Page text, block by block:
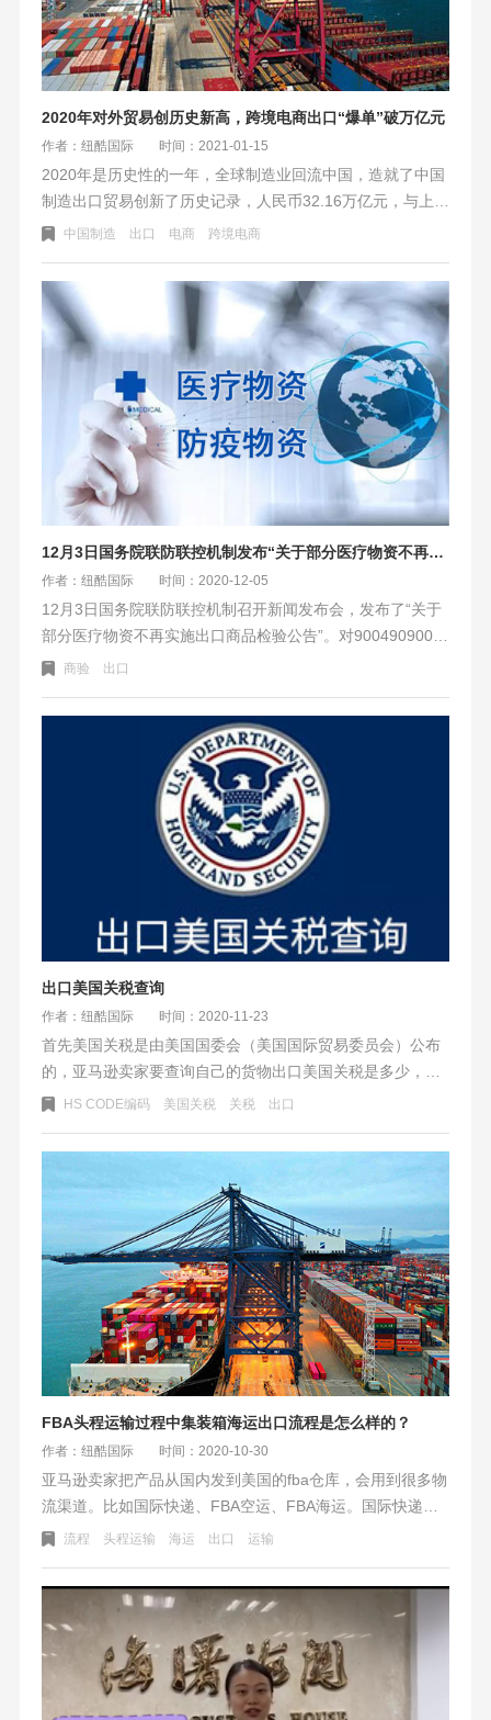
2020年对外贸易创历史新高，跨境电商出口“爆单”破万亿元
作者：纽酷国际 时间：2021-01-15
2020年是历史性的一年，全球制造业回流中国，造就了中国
制造出口贸易创新了历史记录，人民币32.16万亿元，与上一
年同期对比增长1.9%。其中贸易出口额为17.93万亿元，同
元，增长27.4%。贸易顺差增长的同事也会影响集装箱回流
的减少，这也是去年下半年缺空箱的一个原因。
中国制造 出口 电商 跨境电商
12月3日国务院联防联控机制发布“关于部分医疗物资不再实施出口商品检验公告”
作者：纽酷国际 时间：2020-12-05
12月3日国务院联防联控机制召开新闻发布会，发布了“关于
部分医疗物资不再实施出口商品检验公告”。对9004909000
医用护目镜等14种10位商品编码的医疗物资不再需要商品检
情正处在高速上涨的趋势，国内个别地区也发现了零星感染
者。面对复杂的冬季疫情严防工作，不管是国外还是内地都
会大量需要医疗物资。
商验 出口
出口美国关税查询
作者：纽酷国际 时间：2020-11-23
首先美国关税是由美国国委会（美国国际贸易委员会）公布
的，亚马逊卖家要查询自己的货物出口美国关税是多少，就
要到美国国委会官网查询最新的进口关税了。
HS CODE编码 美国关税 关税 出口
FBA头程运输过程中集装箱海运出口流程是怎么样的？
作者：纽酷国际 时间：2020-10-30
亚马逊卖家把产品从国内发到美国的fba仓库，会用到很多物
流渠道。比如国际快递、FBA空运、FBA海运。国际快递发
货相对比较简单，而海运出口流程就相对比较复杂了。如果
必要的损失。那么集装箱海运出口流程是怎么样的呢？
流程 头程运输 海运 出口 运输